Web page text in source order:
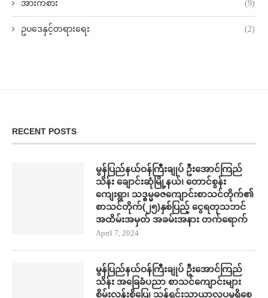
အားကစား (9)
ဥပဒေနှင့်တရားရေး (2)
RECENT POSTS
မွန်ပြည်နယ်ဝန်ကြီးချုပ် ဦးအောင်ကြည်
သိန်း ချောင်းဆုံမြို့နယ်၊ တောင်စွန်း
ကျေးရွာ၊ သဒ္ဓမ္မဓဇကျောင်းစာသင်တိုက်၏
စာသင်တိုက်(၂၅)နှစ်ပြည့် ငွေရတုသဘင်
အထိမ်းအမှတ် အခမ်းအနား တက်​ရောက်
April 7, 2024
မွန်ပြည်နယ်ဝန်ကြီးချုပ် ဦးအောင်ကြည်
သိန်း အ​ခြေခံပညာ စာသင်​ကျောင်းများ
စိမ်းလန်းစို​​ပြေ​၊ သန့်ရှင်းသာယာလှ​ပ​မှုရှိ​စေ